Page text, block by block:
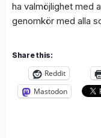
ha valmöjlighet med
genomkör med alla
Share this:
Reddit
Mastodon